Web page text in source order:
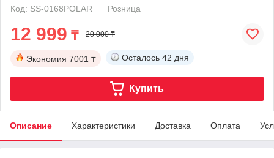
Код: SS-0168POLAR
Розница
12 999 ₸ 20 000 ₸
Экономия 7001 ₸ Осталось 42 дня
Купить
Описание Характеристики Доставка Оплата